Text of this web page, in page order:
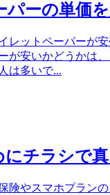
パーの単価
レットペーパーが
が安いかどうかは
は多いで...
にチラシで
険やスマホプラン